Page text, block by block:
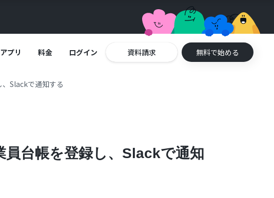
プリ 料金 ログイン 資料請求 無料で始める
Slackで通知する
台帳を登録し、Slackで通知